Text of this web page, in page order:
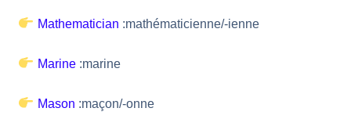
Mathematician :mathématicienne/-ienne
Marine :marine
Mason :maçon/-onne